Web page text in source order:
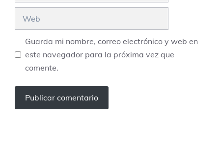
Guarda mi nombre, correo electrónico y web en
este navegador para la próxima vez que
comente.